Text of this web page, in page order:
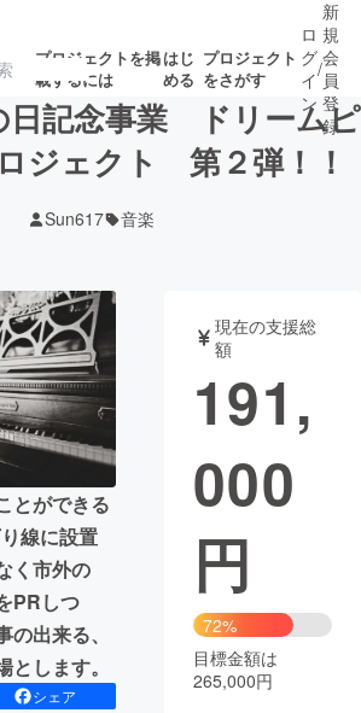
プロジェクトを掲
載するには
はじ
める
プロジェクト
をさがす
ジェクト
募集終了が近いプ
ロジェクト
写真 音楽
ー・ガジェット ゲーム・サ
画
起業
・地域活性化
Social Good
CAMPFIRE Creation
るさと納税
コミュニティ
ロ
グ
イ
ン
/
新
規
会
員
登
録
日記念事業 ドリームピ
ジェクト 第２弾！！
Sun617 音楽
とができる
線に設置
く市外の
PRしつ
出来る、
します。
シェア
現在の支援総
額
191,
000
円
72%
目標金額は
265,000円